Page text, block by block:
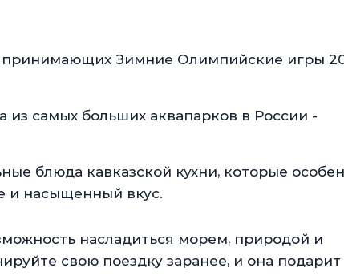
принимающих Зимние Олимпийские игры
из самых больших аквапарков в России -
блюда кавказской кухни, которые
и насыщенный вкус.
насладиться морем, природой и
свою поездку заранее, и она подарит